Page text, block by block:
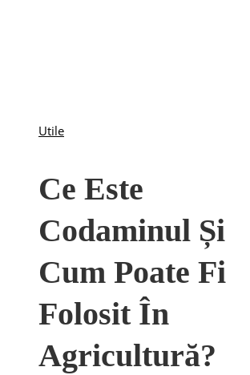
Utile
Ce Este
Codaminul Și
Cum Poate Fi
Folosit În
Agricultură?